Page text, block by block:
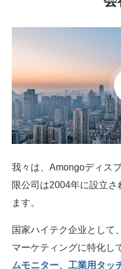
我々は、Amongoディス
限公司は2004年に設立さ
ます。
国家ハイテク企业として
マーケティングに特化し
ムモニター、工業用タッ